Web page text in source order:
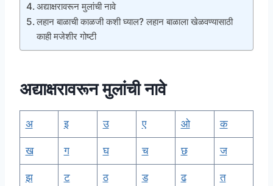
अद्याक्षरावरून मुलांची नावे
लहान बाळाची काळजी कशी घ्याल? लहान बाळाला खेळवण्यासाठी
काही मजेशीर गोष्टी
अद्याक्षरावरून मुलांची नावे
अ इ उ ए ओ क
ख ग घ च छ ज
झ ट ठ ड ढ त